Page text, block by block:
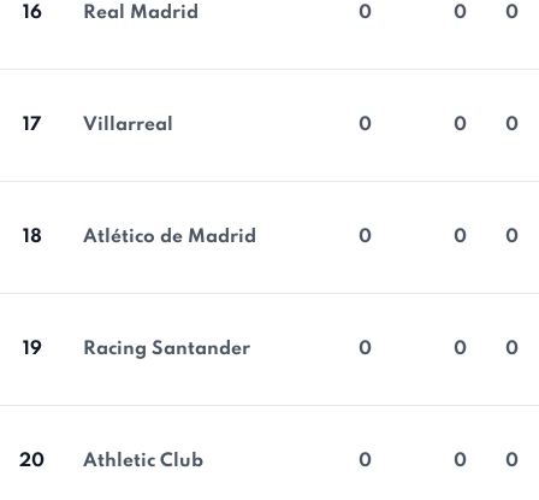
16 Real Madrid 0 0 0
17 Villarreal 0 0 0
18 Atlético de Madrid 0 0 0
19 Racing Santander 0 0 0
20 Athletic Club 0 0 0